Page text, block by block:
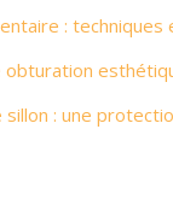
:
obturation
: une